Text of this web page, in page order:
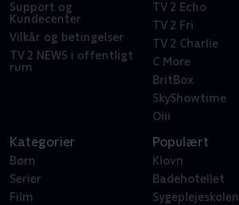
Support og
Kundecenter
Vilkår og betingelser
TV 2 NEWS i offentligt
rum
TV 2 Echo
TV 2 Fri
TV 2 Charlie
C More
BritBox
SkyShowtime
Oiii
Kategorier
Børn
Serier
Film
Populært
Klovn
Badehotellet
Sygeplejeskolen